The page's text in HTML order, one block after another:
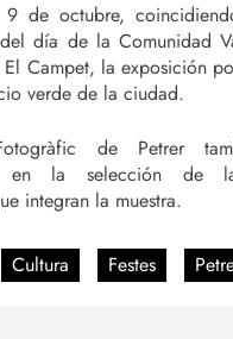
de octubre,
día de la Comunidad
Campet, la exposición
verde de la ciudad.
de Petrer
en la selección de
integran la muestra.
Cultura Festes